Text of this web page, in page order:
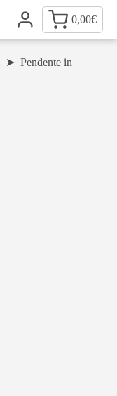
0,00€
➤ Pendente in